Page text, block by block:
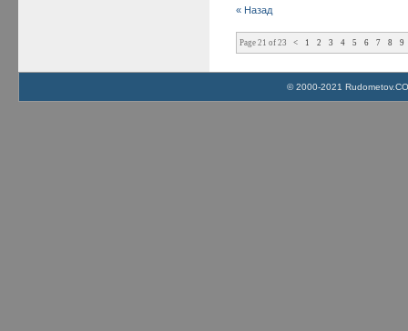
« Назад
Page 21 of 23 < 1 2 3 4 5 6 7 8 9
© 2000-2021